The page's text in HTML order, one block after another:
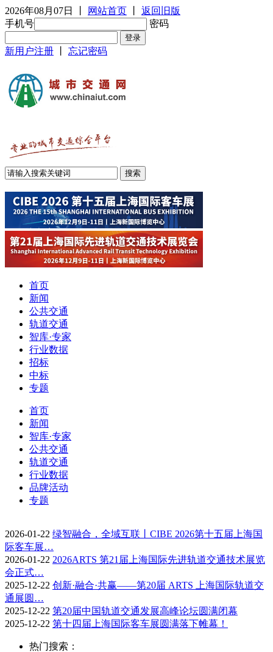
2026年08月07日 网站首页
返回旧版
手机号
密码
新用户注册 忘记密码
首页
新闻
公共交通
轨道交通
智库·专家
行业数据
招标
中标
专题
首页
新闻
智库·专家
公共交通
轨道交通
行业数据
品牌活动
专题
2026-01-22 绿智融合，全域互联丨CIBE 2026第十五届上海国
际客车展…
2026-01-22 2026ARTS 第21届上海国际先进轨道交通技术展览
会正式…
2025-12-22 创新·融合·共赢——第20届 ARTS 上海国际轨道交
通展圆…
2025-12-22 第20届中国轨道交通发展高峰论坛圆满闭幕
2025-12-22 第十四届上海国际客车展圆满落下帷幕！
热门搜索：